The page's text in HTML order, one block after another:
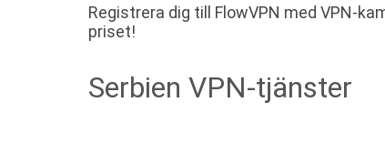
Registrera dig till FlowVPN med VPN-
priset!
Serbien VPN-tjänster